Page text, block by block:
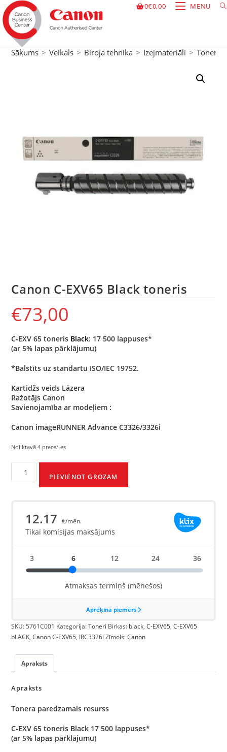
0€0,00 MENU
Sākums > Veikals > Biroja tehnika > Izejmateriāli > Toneri
Canon C-EXV65 Black toneris
€73,00
C-EXV 65 toneris Black: 17 500 lappuses*
(ar 5% lapas pārklājumu)
*Balstīts uz standartu ISO/IEC 19752.
Kartidžs veids Lāzera
Ražotājs Canon
Savienojamība ar modeļiem :
Canon imageRUNNER Advance C3326/3326i
Noliktavā 4 prece/-es
PIEVIENOT GROZAM
SKU: 5761C001 Kategorija:Toneri Birkas: black,C-EXV65,C-EXV65
bLACK,Canon C-EXV65, IRC3326i Zīmols:Canon
Apraksts
Apraksts
Tonera paredzamais resurss
C-EXV 65 toneris Black 17 500 lappuses*
(ar 5% lapas pārklājumu)